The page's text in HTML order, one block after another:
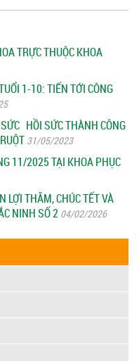
TRỰC THUỘC KHOA
1-10: TIẾN TỚI CÔNG
HỒI SỨC THÀNH CÔNG
31/05/2023
11/2025 TẠI KHOA PHỤC
LỢI THĂM, CHÚC TẾT VÀ
NINH SỐ 2 04/02/2026